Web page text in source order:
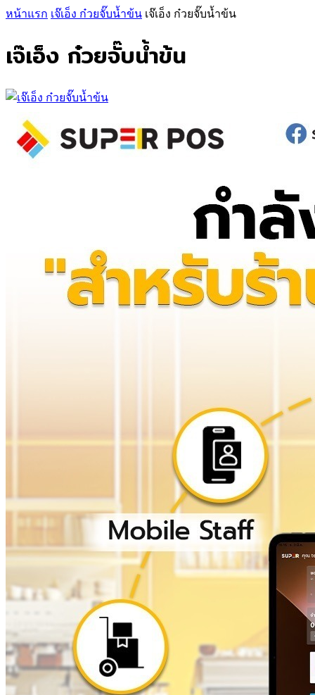
หน้าแรก เจ๊เอ็ง ก๋วยจั๊บน้ำข้น เจ๊เอ็ง ก๋วยจั๊บน้ำข้น
เจ๊เอ็ง ก๋วยจั๊บน้ำข้น